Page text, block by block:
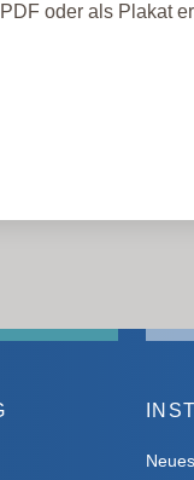
oder als Plakat